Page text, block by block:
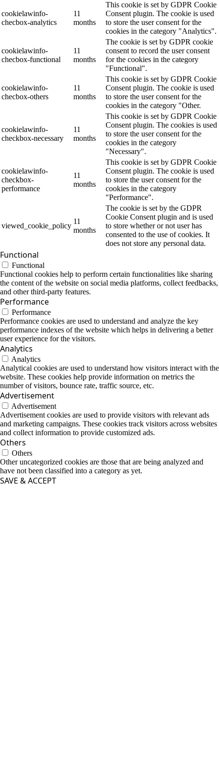
cookielawinfo-
checbox-analytics
11
months
This cookie is set by GDPR Cookie
Consent plugin. The cookie is used
to store the user consent for the
cookies in the category "Analytics".
cookielawinfo-
checbox-functional
11
months
The cookie is set by GDPR cookie
consent to record the user consent
for the cookies in the category
"Functional".
cookielawinfo-
checbox-others
11
months
This cookie is set by GDPR Cookie
Consent plugin. The cookie is used
to store the user consent for the
cookies in the category "Other.
cookielawinfo-
checkbox-necessary
11
months
This cookie is set by GDPR Cookie
Consent plugin. The cookies is used
to store the user consent for the
cookies in the category
"Necessary".
cookielawinfo-
checkbox-
performance
11
months
This cookie is set by GDPR Cookie
Consent plugin. The cookie is used
to store the user consent for the
cookies in the category
"Performance".
viewed_cookie_policy
11
months
The cookie is set by the GDPR
Cookie Consent plugin and is used
to store whether or not user has
consented to the use of cookies. It
does not store any personal data.
Functional
Functional
Functional cookies help to perform certain functionalities like sharing
the content of the website on social media platforms, collect feedbacks,
and other third-party features.
Performance
Performance
Performance cookies are used to understand and analyze the key
performance indexes of the website which helps in delivering a better
user experience for the visitors.
Analytics
Analytics
Analytical cookies are used to understand how visitors interact with the
website. These cookies help provide information on metrics the
number of visitors, bounce rate, traffic source, etc.
Advertisement
Advertisement
Advertisement cookies are used to provide visitors with relevant ads
and marketing campaigns. These cookies track visitors across websites
and collect information to provide customized ads.
Others
Others
Other uncategorized cookies are those that are being analyzed and
have not been classified into a category as yet.
SAVE & ACCEPT